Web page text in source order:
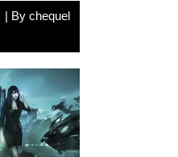
| By chequel